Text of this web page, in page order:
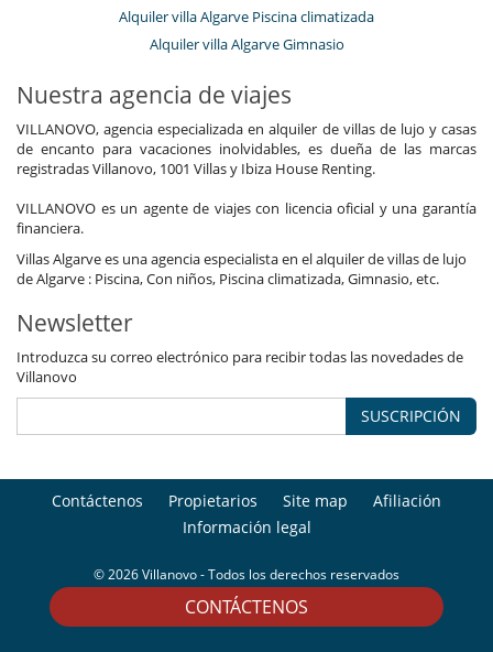
CONTÁCTENOS
Alquiler villa Algarve Piscina climatizada
Alquiler villa Algarve Gimnasio
Nuestra agencia de viajes
VILLANOVO, agencia especializada en alquiler de villas de lujo y casas
de encanto para vacaciones inolvidables, es dueña de las marcas
registradas Villanovo, 1001 Villas y Ibiza House Renting.
VILLANOVO es un agente de viajes con licencia oficial y una garantía
financiera.
Villas Algarve es una agencia especialista en el alquiler de villas de lujo
de Algarve : Piscina, Con niños, Piscina climatizada, Gimnasio, etc.
Newsletter
Introduzca su correo electrónico para recibir todas las novedades de
Villanovo
SUSCRIPCIÓN
Contáctenos Propietarios Site map
Afiliación
Información legal
© 2026 Villanovo - Todos los derechos reservados